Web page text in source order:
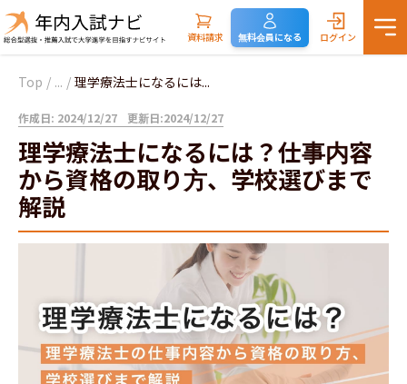
資料請求 無料会員になる ログイン
Top / ... / 理学療法士になるには...
作成日: 2024/12/27 更新日:2024/12/27
理学療法士になるには？仕事内容
から資格の取り方、学校選びまで
解説